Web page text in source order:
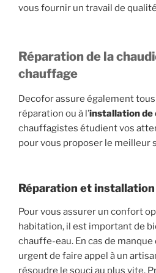
vous fournir un travail de
Réparation de la
chauffage
Decofor assure également
réparation ou à l’installation de
chauffagistes étudient vos
pour vous proposer le meilleur
Réparation et
Pour vous assurer un confort
habitation, il est important de
chauffe-eau. En cas de manque
urgent de faire appel à un
résoudre le souci au plus vite.